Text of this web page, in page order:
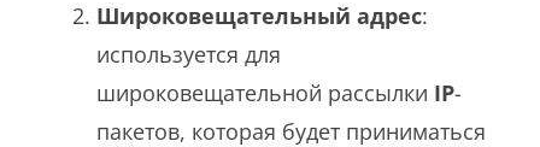
Широковещательный адрес:
используется для
широковещательной рассылки IP-
пакетов, которая будет приниматься